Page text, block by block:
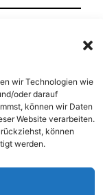
wir Technologien wie
oder darauf
können wir Daten
Website verarbeiten.
können
werden.